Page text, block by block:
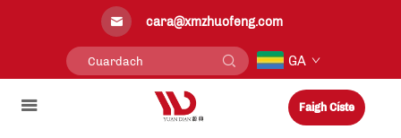
cara@xmzhuofeng.com
GA
Faigh Císte